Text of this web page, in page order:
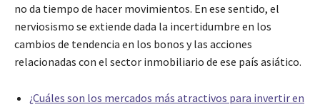
no da tiempo de hacer movimientos. En ese sentido, el
nerviosismo se extiende dada la incertidumbre en los
cambios de tendencia en los bonos y las acciones
relacionadas con el sector inmobiliario de ese país asiático.
¿Cuáles son los mercados más atractivos para invertir en